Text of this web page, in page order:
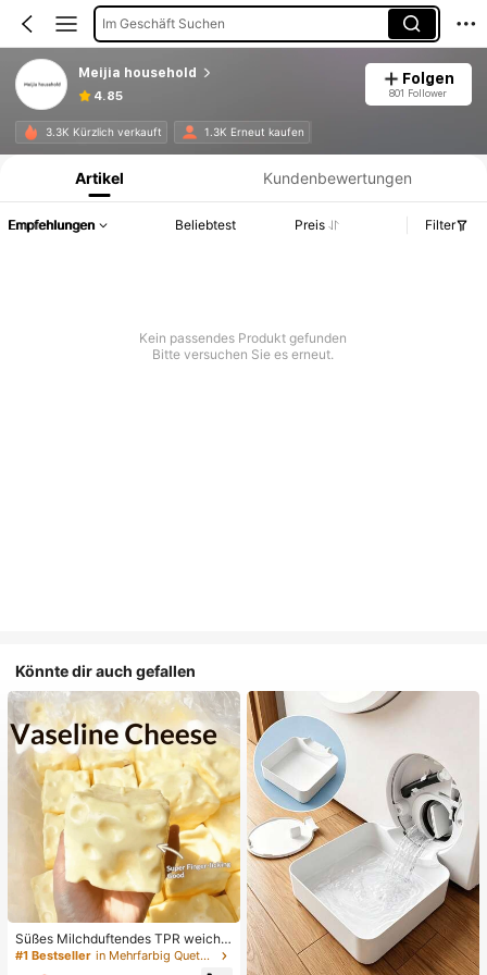
Im Geschäft Suchen
Meijia household
4.85
Folgen
801 Follower
3.3K Kürzlich verkauft 1.3K Erneut kaufen
Produktinformation: Preisangabe, Verkaufs- und Lagerbestandsdetails.
Artikel Kundenbewertungen
Empfehlungen Beliebtest Preis Filter
Kein passendes Produkt gefunden
Bitte versuchen Sie es erneut.
Könnte dir auch gefallen
Süßes Milchduftendes TPR weiche
s quetschbares Dumpling-förmiges
Stressabbau-Spielzeug, 5cm niedli
#1 Bestseller in Mehrfarbig Quetschspielzeug für Teenager